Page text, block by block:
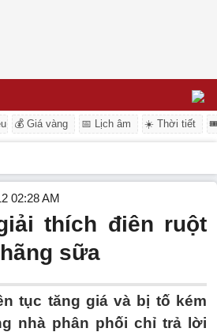
💰 Giá vàng 📅 Lịch âm ☀️ Thời tiết
02:28 AM
thích điên ruột
sữa
tục tăng giá và bị tố kém
nhà phân phối chỉ trả lời